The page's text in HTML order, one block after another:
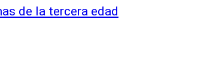
de la tercera edad